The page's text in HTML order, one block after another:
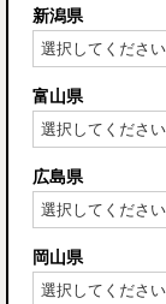
新潟県
富山県
広島県
岡山県